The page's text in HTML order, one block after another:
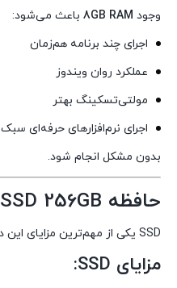
وجود 8GB RAM باعث می‌شود:
اجرای چند برنامه هم‌زمان
عملکرد روان ویندوز
مولتی‌تسکینگ بهتر
اجرای نرم‌افزارهای حرفه‌ای سبک
بدون مشکل انجام شود.
حافظه SSD 256GB – سرعت فوق‌العاده
SSD یکی از مهم‌ترین مزایای این دستگاه محسوب می‌شود.
مزایای SSD: